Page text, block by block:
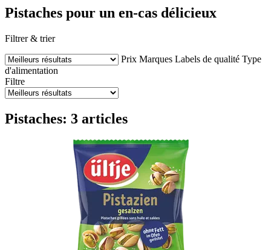
Pistaches pour un en-cas délicieux
Filtrer & trier
Prix Marques Labels de qualité Type
d'alimentation
Filtre
Pistaches: 3 articles